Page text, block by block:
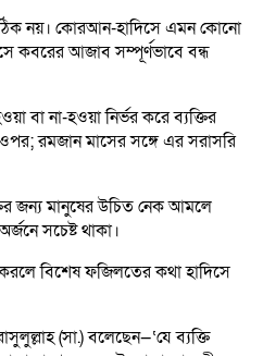
নয়। কোরআন-হাদিসে এমন কোনো
কবরের আজাব সম্পূর্ণভাবে বন্ধ
না-হওয়া নির্ভর করে ব্যক্তির
রমজান মাসের সঙ্গে এর সরাসরি
জন্য মানুষের উচিত নেক আমলে
সচেষ্ট থাকা।
বিশেষ ফজিলতের কথা হাদিসে
(সা.) বলেছেন—‘যে ব্যক্তি